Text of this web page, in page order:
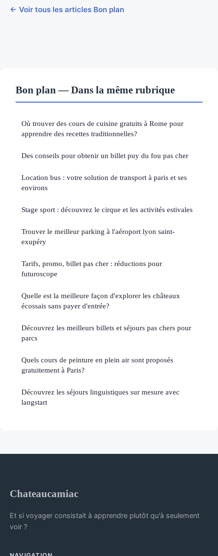
← Voir tous les articles Bon plan
Bon plan — Dans la même rubrique
Où trouver des cours de cuisine gratuits à Rome pour
apprendre des recettes traditionnelles?
Des conseils pour obtenir un billet puy du fou pas cher
Location bus : votre solution de transport à paris et ses
environs
Stage sport : découvrez le cirque et les activités estivales
Trouver le meilleur parking à l'aéroport lyon saint-
exupéry
Tarifs, promo, billet pas cher : réductions pour
futuroscope
Quelle est la meilleure façon d'explorer les châteaux
écossais sans payer d'entrée?
Découvrez les meilleurs billets et séjours pas chers pour
parcs
Quels cours de peinture en plein air sont proposés
gratuitement à Paris?
Découvrez les séjours linguistiques sur mesure avec
langstart
Chateaucamiac
Et si voyager consistait à apprendre plutôt qu'à seulement
voir ?